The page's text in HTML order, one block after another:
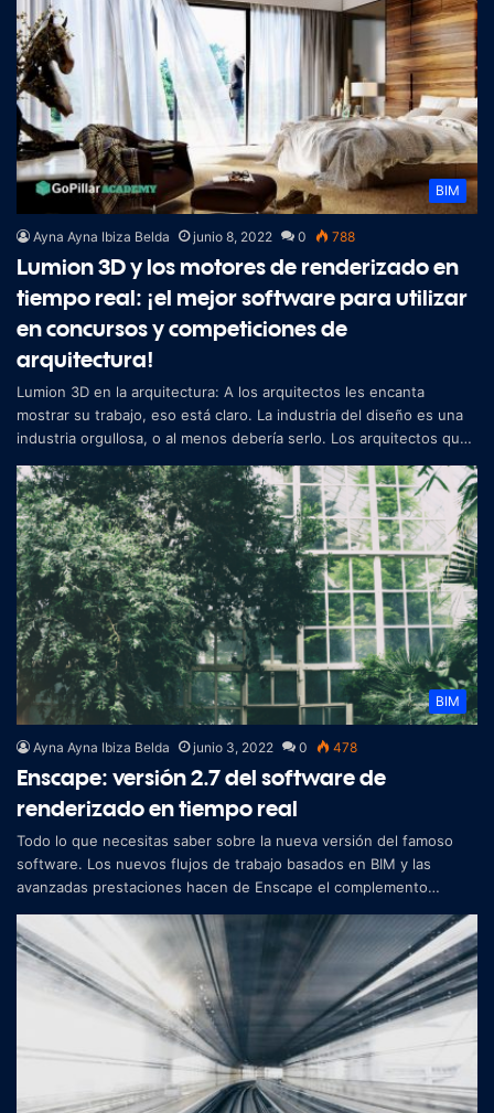
BIM
Ayna Ayna Ibiza Belda junio 8, 2022 0 788
Lumion 3D y los motores de renderizado en
tiempo real: ¡el mejor software para utilizar
en concursos y competiciones de
arquitectura!
Lumion 3D en la arquitectura: A los arquitectos les encanta
mostrar su trabajo, eso está claro. La industria del diseño es una
industria orgullosa, o al menos debería serlo. Los arquitectos que
BIM
Ayna Ayna Ibiza Belda junio 3, 2022 0 478
Enscape: versión 2.7 del software de
renderizado en tiempo real
Todo lo que necesitas saber sobre la nueva versión del famoso
software. Los nuevos flujos de trabajo basados en BIM y las
avanzadas prestaciones hacen de Enscape el complemento
perfecto para el proces